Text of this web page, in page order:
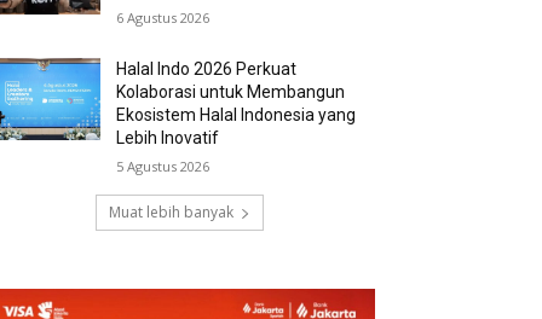
6 Agustus 2026
Halal Indo 2026 Perkuat
Kolaborasi untuk Membangun
Ekosistem Halal Indonesia yang
Lebih Inovatif
5 Agustus 2026
Muat lebih banyak